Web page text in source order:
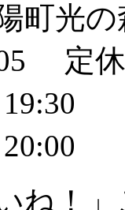
町光の
定
ね！